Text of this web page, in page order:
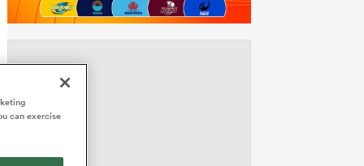
can exercise